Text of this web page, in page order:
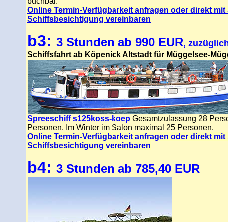
Online Termin-Verfügbarkeit anfragen oder direkt
Schiffsbesichtigung vereinbaren
b3: 3 Stunden ab 990 EUR,
Schiffsfahrt ab Köpenick Altstadt für Müggelsee-
Spreeschiff s125koss-koep Gesamtzulassung 28
Personen. Im Winter im Salon maximal 25 Personen.
Online Termin-Verfügbarkeit anfragen oder direkt
Schiffsbesichtigung vereinbaren
b4: 3 Stunden ab 785,40 EUR